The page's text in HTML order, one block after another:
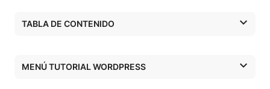
TABLA DE CONTENIDO
Configura tu sitio web para funcionar con HTTPS
MENÚ TUTORIAL WORDPRESS